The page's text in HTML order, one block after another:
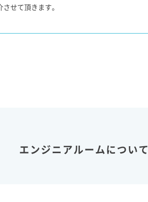
せて頂きます。
エンジニアルームについて